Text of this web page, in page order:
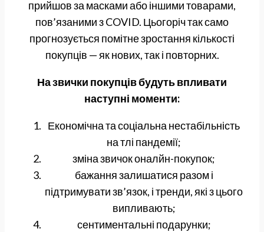
прийшов за масками або іншими товарами,
пов’язаними з COVID. Цьогоріч так само
прогнозується помітне зростання кількості
покупців — як нових, так і повторних.
На звички покупців будуть впливати
наступні моменти:
Економічна та соціальна нестабільність
на тлі пандемії;
зміна звичок оналйн-покупок;
бажання залишатися разом і
підтримувати зв’язок, і тренди, які з цього
випливають;
сентиментальні подарунки;